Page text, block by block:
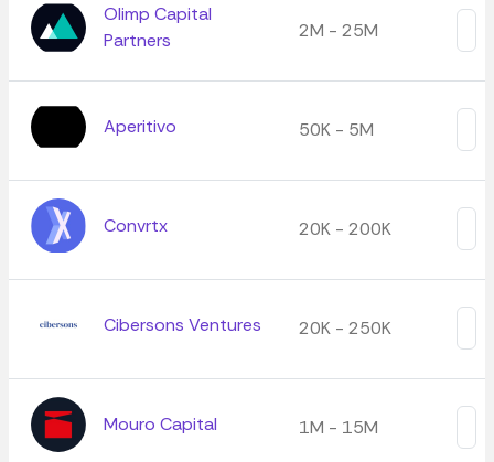
Olimp Capital
Partners
2M - 25M
Aperitivo 50K - 5M
Convrtx 20K - 200K
Cibersons Ventures 20K - 250K
Mouro Capital 1M - 15M